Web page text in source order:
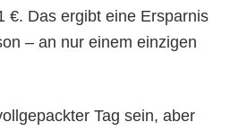
€. Das ergibt eine Ersparnis
– an nur einem einzigen
Tag sein, aber